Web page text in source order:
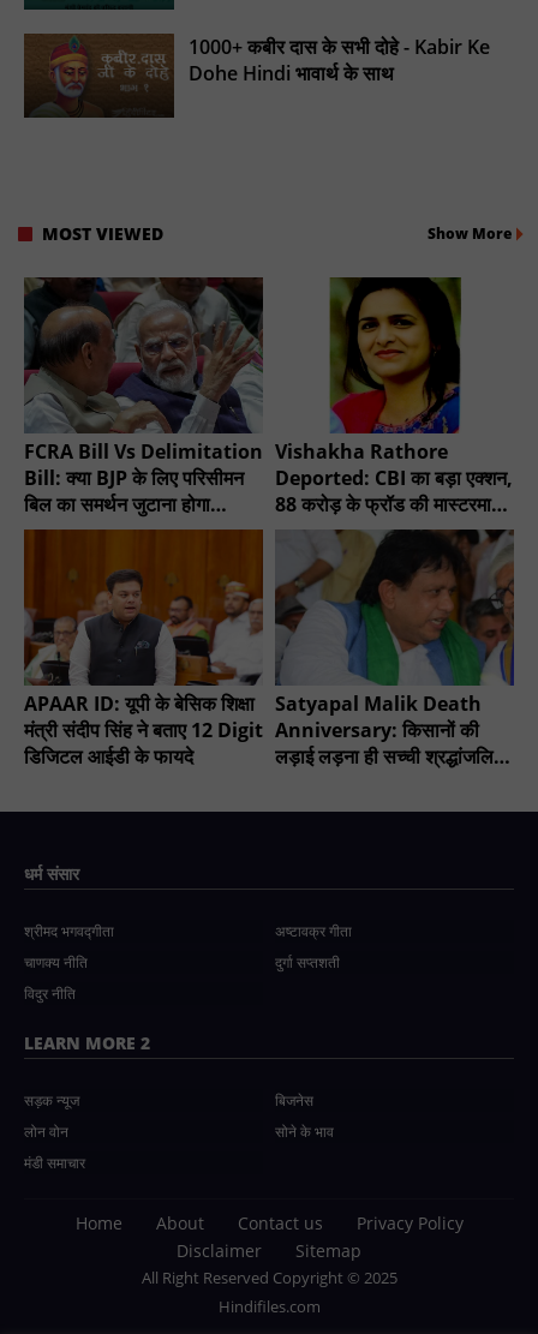
1000+ कबीर दास के सभी दोहे - Kabir Ke
Dohe Hindi भावार्थ के साथ
MOST VIEWED Show More
FCRA Bill Vs Delimitation
Bill: क्या BJP के लिए परिसीमन
बिल का समर्थन जुटाना होगा
मुश्किल?
Vishakha Rathore
Deported: CBI का बड़ा एक्शन,
88 करोड़ के फ्रॉड की मास्टरमाइंड
गिरफ्तार
APAAR ID: यूपी के बेसिक शिक्षा
मंत्री संदीप सिंह ने बताए 12 Digit
डिजिटल आईडी के फायदे
Satyapal Malik Death
Anniversary: किसानों की
लड़ाई लड़ना ही सच्ची श्रद्धांजलि -
धर्म संसार
श्रीमद भगवद्गीता
अष्टावक्र गीता
चाणक्य नीति
दुर्गा सप्तशती
विदुर नीति
LEARN MORE 2
सड़क न्यूज
बिजनेस
लोन वोन
सोने के भाव
मंडी समाचार
Home About Contact us
Privacy Policy
Disclaimer
Sitemap
All Right Reserved Copyright © 2025
Hindifiles.com